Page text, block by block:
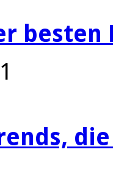
besten